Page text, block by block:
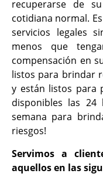
recuperarse de
cotidiana normal.
servicios legales
menos que
compensación en
listos para brindar
y están listos para
disponibles las
semana para
riesgos!
Servimos a
aquellos en las